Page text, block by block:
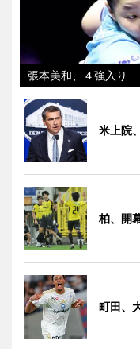
張本美和、４強入り
米上院
柏、開
町田、